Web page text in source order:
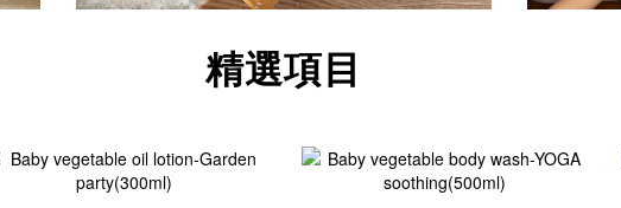
精選項目